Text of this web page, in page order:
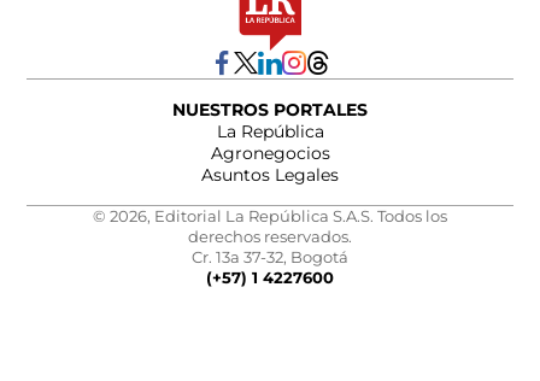
NUESTROS PORTALES
La República
Agronegocios
Asuntos Legales
© 2026, Editorial La República S.A.S. Todos los
derechos reservados.
Cr. 13a 37-32, Bogotá
(+57) 1 4227600